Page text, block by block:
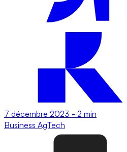
7 décembre 2023 - 2 min
Business AgTech